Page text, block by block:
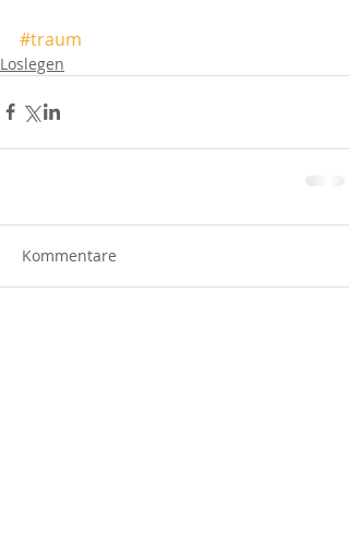
#traum
Loslegen
Kommentare